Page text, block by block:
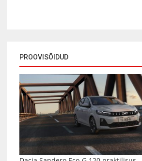
PROOVISÕIDUD